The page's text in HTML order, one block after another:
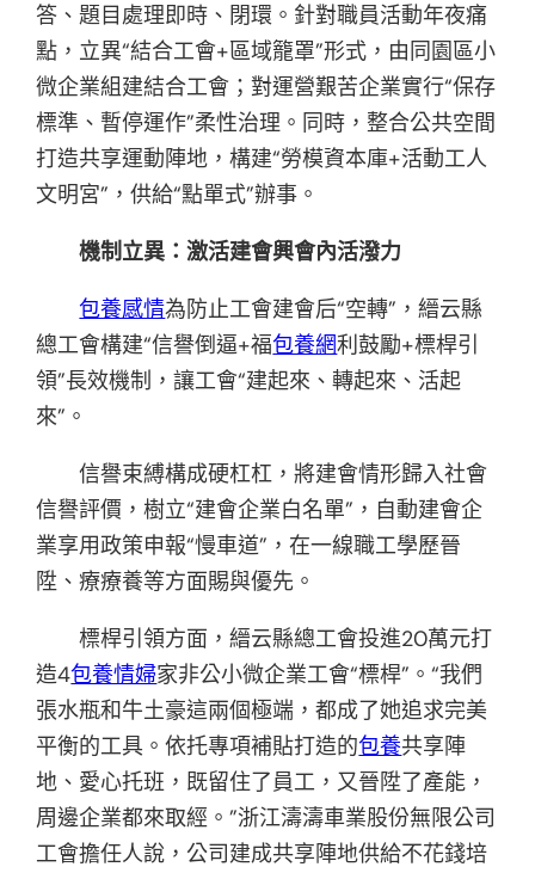
答、題目處理即時、閉環。針對職員活動年夜痛
點，立異“結合工會+區域籠罩”形式，由同園區小
微企業組建結合工會；對運營艱苦企業實行“保存
標準、暫停運作”柔性治理。同時，整合公共空間
打造共享運動陣地，構建“勞模資本庫+活動工人
文明宮”，供給“點單式”辦事。
機制立異：激活建會興會內活潑力
包養感情為防止工會建會后“空轉”，縉云縣
總工會構建“信譽倒逼+福包養網利鼓勵+標桿引
領”長效機制，讓工會“建起來、轉起來、活起
來”。
信譽束縛構成硬杠杠，將建會情形歸入社會
信譽評價，樹立“建會企業白名單”，自動建會企
業享用政策申報“慢車道”，在一線職工學歷晉
陞、療療養等方面賜與優先。
標桿引領方面，縉云縣總工會投進20萬元打
造4包養情婦家非公小微企業工會“標桿”。“我們
張水瓶和牛土豪這兩個極端，都成了她追求完美
平衡的工具。依托專項補貼打造的包養共享陣
地、愛心托班，既留住了員工，又晉陞了產能，
周邊企業都來取經。”浙江濤濤車業股份無限公司
工會擔任人說，公司建成共享陣地供給不花錢培